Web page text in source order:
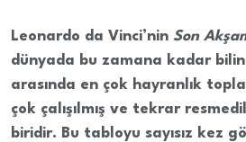
Leonardo da Vinci’nin Son
dünyada bu zamana kadar
arasında en çok hayranlık
çok çalışılmış ve tekrar
biridir. Bu tabloyu sayısız kez